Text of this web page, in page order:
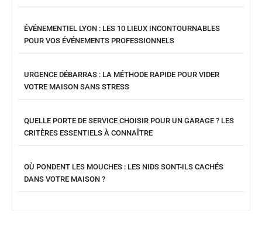
ÉVÉNEMENTIEL LYON : LES 10 LIEUX INCONTOURNABLES
POUR VOS ÉVÉNEMENTS PROFESSIONNELS
URGENCE DÉBARRAS : LA MÉTHODE RAPIDE POUR VIDER
VOTRE MAISON SANS STRESS
QUELLE PORTE DE SERVICE CHOISIR POUR UN GARAGE ? LES
CRITÈRES ESSENTIELS À CONNAÎTRE
OÙ PONDENT LES MOUCHES : LES NIDS SONT-ILS CACHÉS
DANS VOTRE MAISON ?